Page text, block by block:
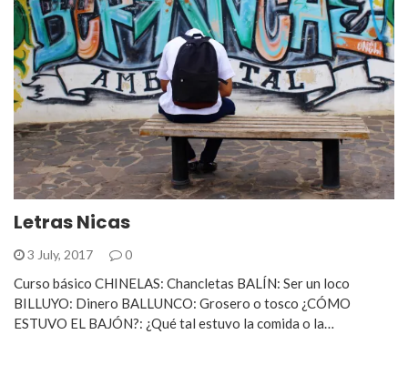
Letras Nicas
3 July, 2017 0
Curso básico CHINELAS: Chancletas BALÍN: Ser un loco
BILLUYO: Dinero BALLUNCO: Grosero o tosco ¿CÓMO
ESTUVO EL BAJÓN?: ¿Qué tal estuvo la comida o la…